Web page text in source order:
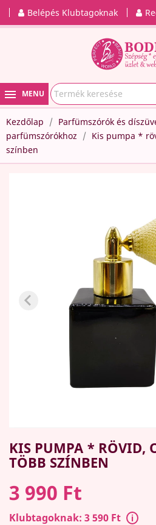
Belépés Klubtagoknak
MENU
Kezdőlap Parfümszórók és
parfümszórókhoz
Kis pumpa *
színben
KIS PUMPA * RÖVID,
TÖBB SZÍNBEN
3 990 Ft
Klubtagoknak: 3 590 Ft